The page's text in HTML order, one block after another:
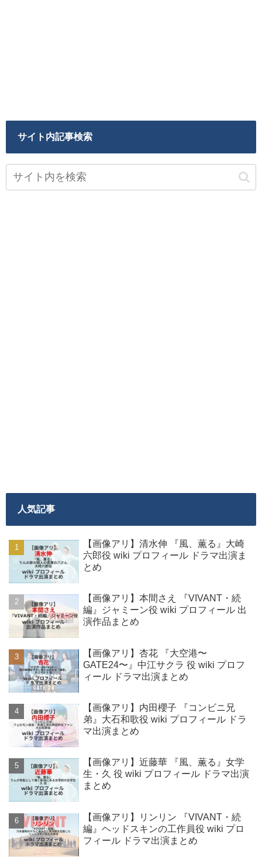
サイト内記事検索
人気記事
【画像アリ】清水伸 『風、薫る』大崎
六郎役 wiki プロフィール ドラマ出演ま
とめ
【画像アリ】本間さえ 『VIVANT・続
編』ジャミーン役 wiki プロフィール 出
演作品まとめ
【画像アリ】杏花 『大空港〜
GATE24〜』中江サクラ 役 wiki プロフ
ィール ドラマ出演まとめ
【画像アリ】内田櫻子 『コンビニ兄
弟』大石和歌役 wiki プロフィール ドラ
マ出演まとめ
【画像アリ】近藤華 『風、薫る』女学
生・久 役 wiki プロフィール ドラマ出演
まとめ
【画像アリ】リンリン 『VIVANT・続
編』ヘッドスキンの工作員役 wiki プロ
フィール ドラマ出演まとめ